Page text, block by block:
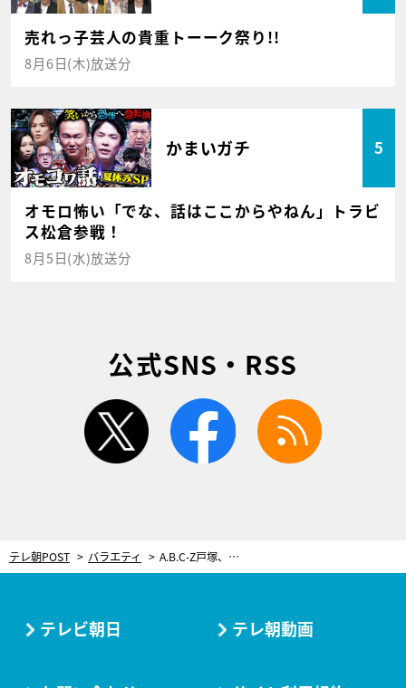
売れっ子芸人の貴重トーーク祭り!!
8月6日(木)放送分
かまいガチ 5
オモロ怖い「でな、話はここからやねん」トラビ
ス松倉参戦！
8月5日(水)放送分
公式SNS・RSS
twitter facebook
テレ朝POST バラエティ A.B.C-Z戸塚、「神様～！」と大絶叫！初の『ミラクル9』で「メンバーの借り返したい」
テレビ朝日 テレ朝動画